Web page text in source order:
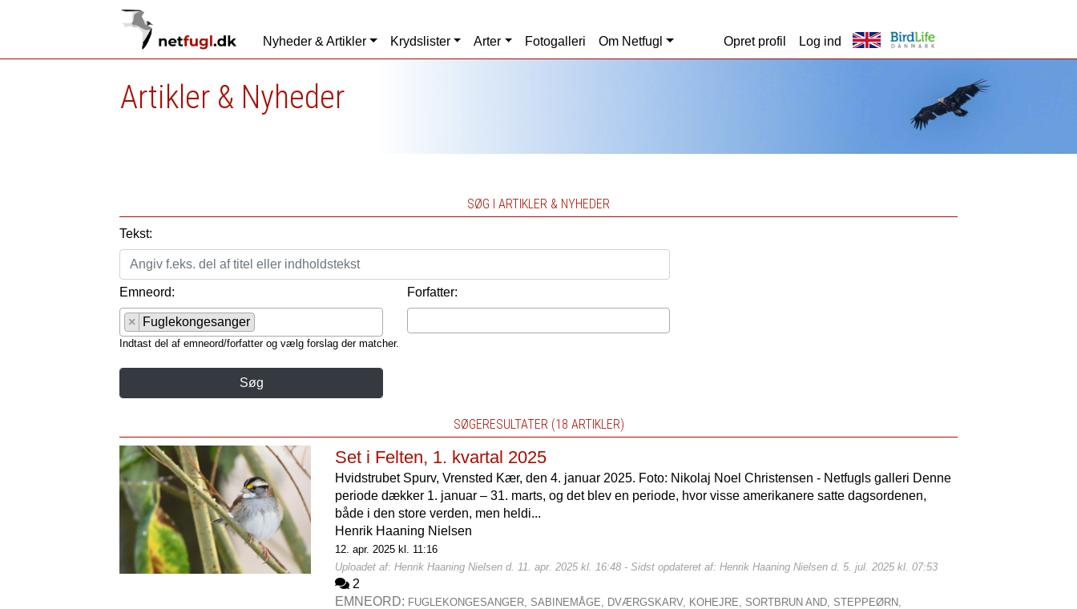
Nyheder & Artikler Krydslister Arter Fotogalleri Om Netfugl Opret profil Log ind
Artikler & Nyheder
SØG I ARTIKLER & NYHEDER
Tekst:
Emneord:
× Fuglekongesanger
Forfatter:
Indtast del af emneord/forfatter og vælg forslag der matcher.
Søg
SØGERESULTATER (18 ARTIKLER)
Set i Felten, 1. kvartal 2025
Hvidstrubet Spurv, Vrensted Kær, den 4. januar 2025. Foto: Nikolaj Noel Christensen - Netfugls galleri Denne
periode dækker 1. januar – 31. marts, og det blev en periode, hvor visse amerikanere satte dagsordenen,
både i den store verden, men heldi...
Henrik Haaning Nielsen
12. apr. 2025 kl. 11:16
Uploadet af: Henrik Haaning Nielsen d. 11. apr. 2025 kl. 16:48 - Sidst opdateret af: Henrik Haaning Nielsen d. 5. jul. 2025 kl. 07:53
2
EMNEORD: FUGLEKONGESANGER, SABINEMÅGE, DVÆRGSKARV, KOHEJRE, SORTBRUN AND, STEPPEØRN,